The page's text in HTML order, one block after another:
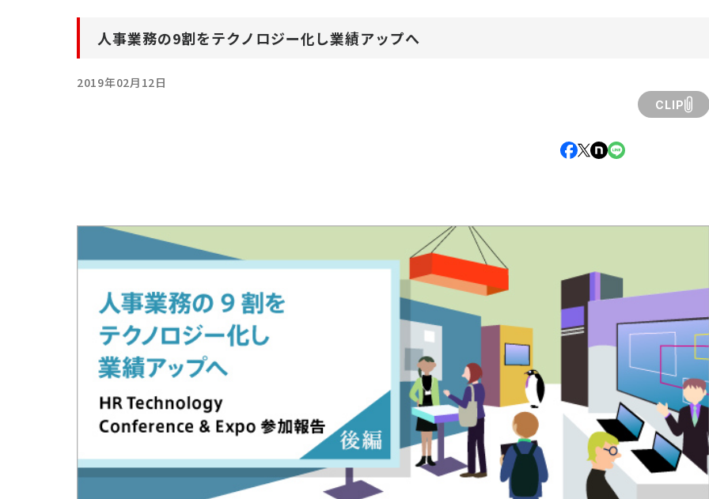
人事業務の9割をテクノロジー化し業績アップへ
2019年02月12日
CLIP